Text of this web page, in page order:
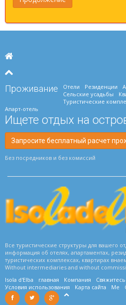
Проживание Отели Резиденции
Сельские усадьбы
Туристические
Апарт-отель
Ищете отдых на
Запросите бесплатный расчет
Без посредников и без комиссий
Все туристические структуры для вашего
информация об отелях, апартаментах,
туристических комплексах, квартирах
Without intermediaries and without
Isola d'Elba
главная Компания
Условия использования
Карта сайта Me